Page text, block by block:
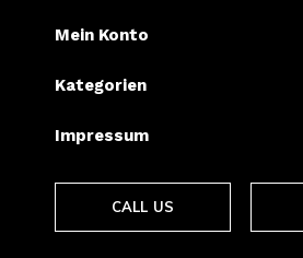
Mein Konto
Kategorien
Impressum
CALL US